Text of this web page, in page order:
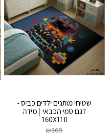
שטיחי מותגים ילדים כביס -
דגם סמי הכבאי | מידה
160X110
₪369